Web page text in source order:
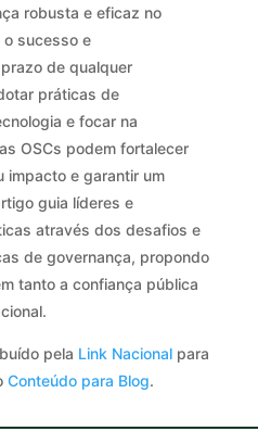
robusta e eficaz no
sucesso e
de qualquer
práticas de
e focar na
OSCs podem fortalecer
impacto e garantir um
guia líderes e
através dos desafios e
de governança, propondo
tanto a confiança pública
pela Link Nacionalpara
Conteúdo para Blog.